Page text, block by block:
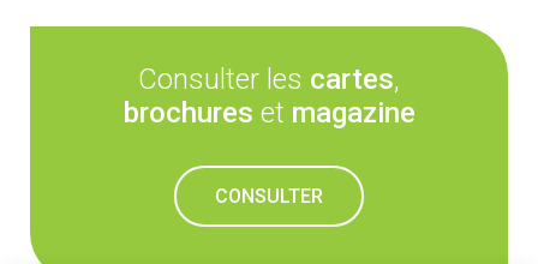
Consulter les cartes,
brochures et magazine
CONSULTER